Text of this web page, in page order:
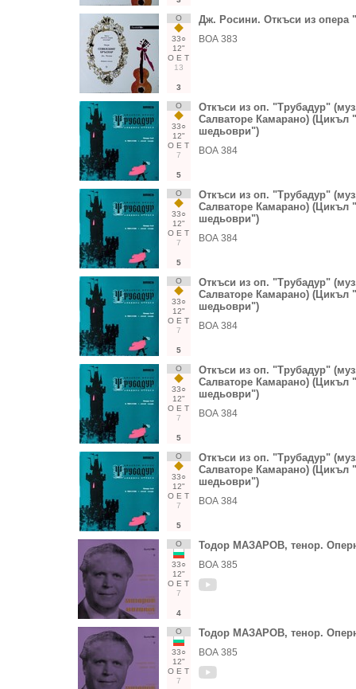
О
33○
12"
О Е Т
13
3
Дж. Росини. Откъси из опера
ВОА 383
О
33○
12"
О Е Т
7
5
Откъси из оп. "Трубадур"
Салваторе Камарано) (Цикъл
шедьоври")
ВОА 384
О
33○
12"
О Е Т
7
5
Откъси из оп. "Трубадур"
Салваторе Камарано) (Цикъл
шедьоври")
ВОА 384
О
33○
12"
О Е Т
7
5
Откъси из оп. "Трубадур"
Салваторе Камарано) (Цикъл
шедьоври")
ВОА 384
О
33○
12"
О Е Т
7
5
Откъси из оп. "Трубадур"
Салваторе Камарано) (Цикъл
шедьоври")
ВОА 384
О
33○
12"
О Е Т
7
5
Откъси из оп. "Трубадур"
Салваторе Камарано) (Цикъл
шедьоври")
ВОА 384
О
33○
12"
О Е Т
7
4
Тодор МАЗАРОВ, тенор.
ВОА 385
О
33○
12"
О Е Т
7
Тодор МАЗАРОВ, тенор.
ВОА 385